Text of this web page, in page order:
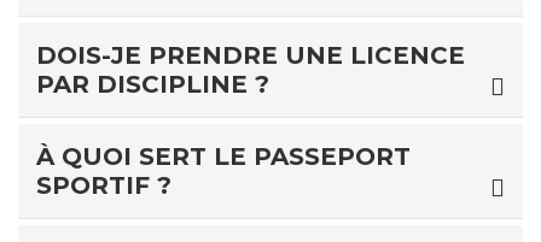
DOIS-JE PRENDRE UNE LICENCE
PAR DISCIPLINE ?
À QUOI SERT LE PASSEPORT
SPORTIF ?